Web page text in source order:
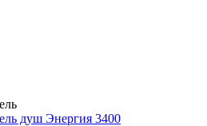
душ Энергия 3400